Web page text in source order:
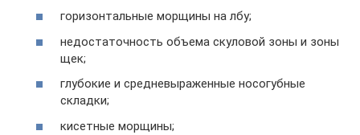
горизонтальные морщины на лбу;
недостаточность объема скуловой зоны и зоны
щек;
глубокие и средневыраженные носогубные
складки;
кисетные морщины;